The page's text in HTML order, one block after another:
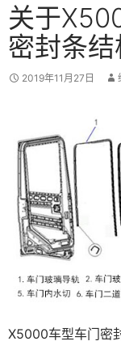
关于
密封条
2019年11月27日
X5000车型车门密